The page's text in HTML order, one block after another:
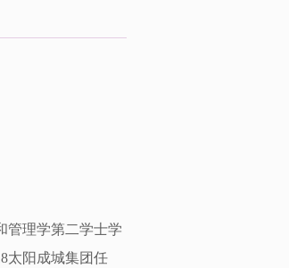
管理学第二学士学
太阳成城集团任